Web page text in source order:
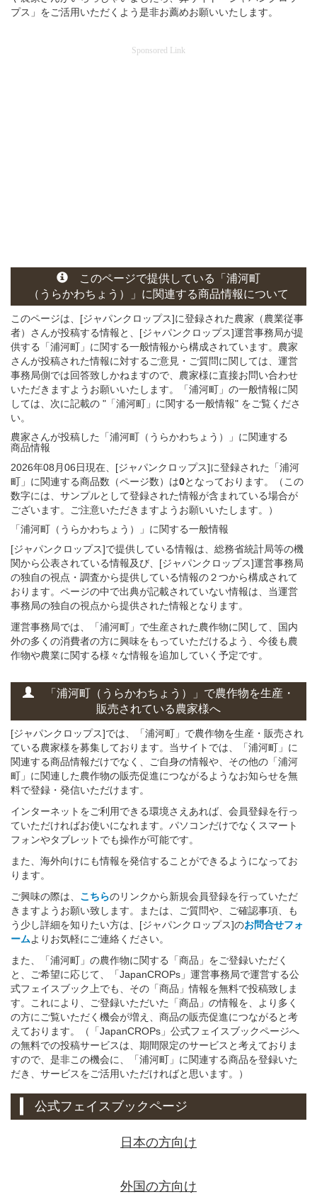
プス」をご活用いただくよう是非お薦めお願いいたします。
Sponsored Link
このページで提供している
「浦河町
（うらかわちょう）」 に関連する商品情報について
このページは、[ジャパンクロップス]に登録された農家（農業従事
者）さんが投稿する情報と、[ジャパンクロップス]運営事務局が提
供する「浦河町」に関する一般情報から構成されています。農家
さんが投稿された情報に対するご意見・ご質問に関しては、運営
事務局側では回答致しかねますので、農家様に直接お問い合わせ
いただきますようお願いいたします。「浦河町」の一般情報に関
しては、次に記載の "「浦河町」に関する一般情報" をご覧くださ
い。
農家さんが投稿した「浦河町（うらかわちょう）」 に関連する
商品情報
2026年08月06日現在、[ジャパンクロップス]に登録された「浦河
町」に関連する商品数（ページ数）は0となっております。（この
数字には、サンプルとして登録された情報が含まれている場合が
ございます。ご注意いただきますようお願いいたします。）
「浦河町（うらかわちょう）」 に関する一般情報
[ジャパンクロップス]で提供している情報は、総務省統計局等の機
関から公表されている情報及び、[ジャパンクロップス]運営事務局
の独自の視点・調査から提供している情報の２つから構成されて
おります。ページの中で出典が記載されていない情報は、当運営
事務局の独自の視点から提供された情報となります。
運営事務局では、「浦河町」で生産された農作物に関して、国内
外の多くの消費者の方に興味をもっていただけるよう、今後も農
作物や農業に関する様々な情報を追加していく予定です。
「浦河町（うらかわちょう）」 で農作物を生産・
販売されている農家様へ
[ジャパンクロップス]では、「浦河町」で農作物を生産・販売され
ている農家様を募集しております。当サイトでは、「浦河町」に
関連する商品情報だけでなく、ご自身の情報や、その他の「浦河
町」に関連した農作物の販売促進につながるようなお知らせを無
料で登録・発信いただけます。
インターネットをご利用できる環境さえあれば、会員登録を行っ
ていただければお使いになれます。パソコンだけでなくスマート
フォンやタブレットでも操作が可能です。
また、海外向けにも情報を発信することができるようになってお
ります。
ご興味の際は、 こちらのリンクから新規会員登録を行っていただ
きますようお願い致します。または、ご質問や、ご確認事項、も
う少し詳細を知りたい方は、[ジャパンクロップス]のお問合せフォ
ームよりお気軽にご連絡ください。
また、「浦河町」の農作物に関する「商品」をご登録いただく
と、ご希望に応じて、「JapanCROPs」運営事務局で運営する公
式フェイスブック上でも、その「商品」情報を無料で投稿致しま
す。これにより、ご登録いただいた「商品」の情報を、より多く
の方にご覧いただく機会が増え、商品の販売促進につながると考
えております。（「JapanCROPs」公式フェイスブックページへ
の無料での投稿サービスは、期間限定のサービスと考えておりま
すので、是非この機会に、「浦河町」に関連する商品を登録いた
だき、サービスをご活用いただければと思います。）
公式フェイスブックページ
日本の方向け
外国の方向け